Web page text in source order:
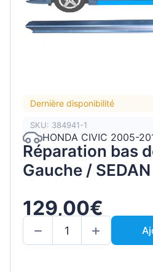
Dernière disponibilité
SKU: 384941-1
HONDA CIVIC 2005-
Réparation bas
Gauche / SEDAN
129,00€